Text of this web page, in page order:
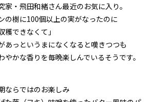
家・飛田和緒さん最近のお気に入り。
の樹に100個以上の実がなったのに
穫できなくて」
あっというまになくなると嘆きつつも
やかな香りを毎晩楽しんでいるそうです。
ならではのお楽しみ